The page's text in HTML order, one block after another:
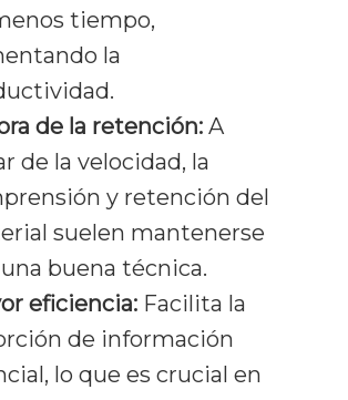
tiempo,
la
de la retención: A
de la velocidad, la
y retención del
suelen mantenerse
buena técnica.
eficiencia: Facilita la
de información
lo que es crucial en